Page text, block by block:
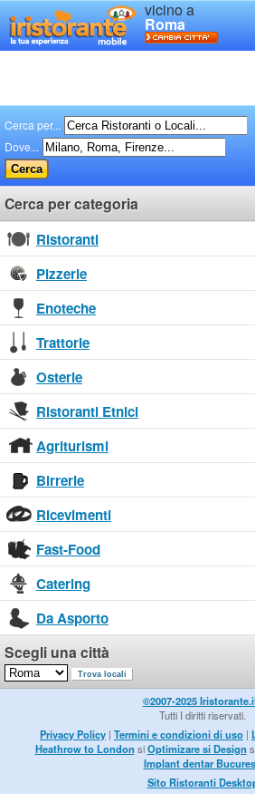
vicino a
Roma
Cerca per...
Dove...
Cerca per categoria
Ristoranti
Pizzerie
Enoteche
Trattorie
Osterie
Ristoranti Etnici
Agriturismi
Birrerie
Ricevimenti
Fast-Food
Catering
Da Asporto
Scegli una città
©2007-2025
Tutti I diritti riservati.
Privacy Policy | Termini e condizioni di uso |
Heathrow to London siOptimizare si Design
Implant dentar
Sito Ristoranti